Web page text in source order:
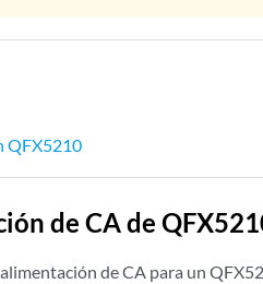
QFX5210
de CA de
de CA para un